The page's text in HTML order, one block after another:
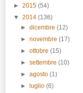
► 2015 (54)
▼ 2014 (136)
►dicembre(12)
►novembre(17)
►ottobre(15)
►settembre(10)
►agosto(1)
►luglio(6)